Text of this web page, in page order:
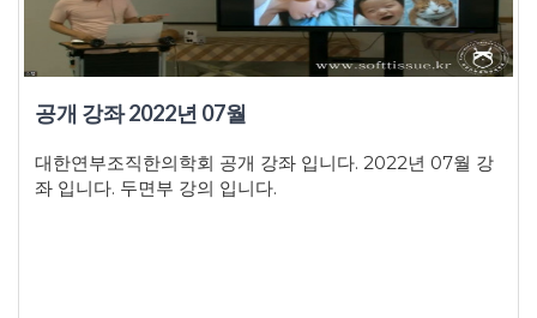
공개 강좌 2022년 07월
대한연부조직한의학회 공개 강좌 입니다. 2022년 07월 강
좌 입니다. 두면부 강의 입니다.